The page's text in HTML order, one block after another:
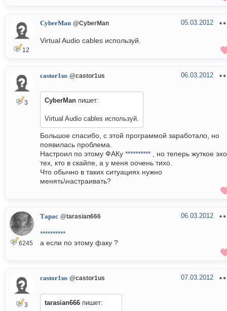
12
CyberMan @CyberMan 05.03.2012
Virtual Audio cables используй.
3
castor1us @castor1us 06.03.2012
CyberMan пишет:
Virtual Audio cables используй.
Большое спасибо, с этой программой заработало, но
появилась проблема.
Настроил по этому ФАКу ********** , но теперь жуткое
тех, кто в скайпе, а у меня оочень тихо.
Что обычно в таких ситуациях нужно
менять\настраивать?
6245
Тарас @tarasian666 06.03.2012
**********
а если по этому факу ?
3
castor1us @castor1us 07.03.2012
tarasian666 пишет: